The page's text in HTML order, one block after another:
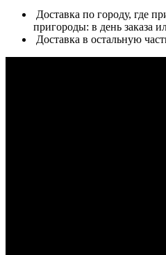
Доставка по городу, где
пригороды: в день заказа
Доставка в остальную